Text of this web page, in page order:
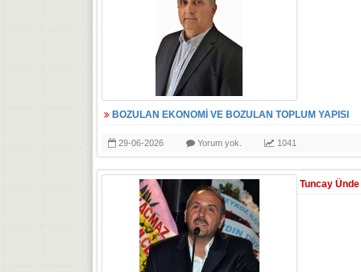
BOZULAN EKONOMİ VE BOZULAN TOPLUM YAPISI
29-06-2026 Yorum yok. 1041
Tuncay Ünde